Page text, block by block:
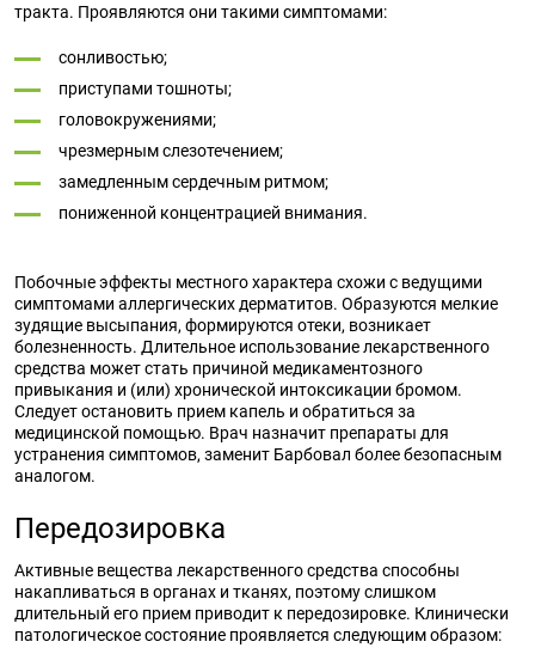
тракта. Проявляются они такими симптомами:
сонливостью;
приступами тошноты;
головокружениями;
чрезмерным слезотечением;
замедленным сердечным ритмом;
пониженной концентрацией внимания.
Побочные эффекты местного характера схожи с ведущими
симптомами аллергических дерматитов. Образуются мелкие
зудящие высыпания, формируются отеки, возникает
болезненность. Длительное использование лекарственного
средства может стать причиной медикаментозного
привыкания и (или) хронической интоксикации бромом.
Следует остановить прием капель и обратиться за
медицинской помощью. Врач назначит препараты для
устранения симптомов, заменит Барбовал более безопасным
аналогом.
Передозировка
Активные вещества лекарственного средства способны
накапливаться в органах и тканях, поэтому слишком
длительный его прием приводит к передозировке. Клинически
патологическое состояние проявляется следующим образом: